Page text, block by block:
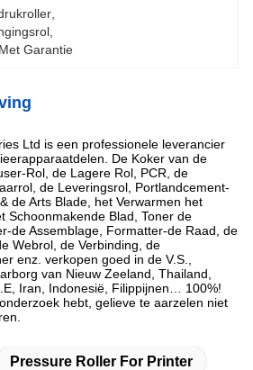
Garantie
Ltd is een professionele leverancier
De Koker van de
Rol, de Lagere Rol, PCR, de
de Leveringsrol, Portlandcement-
de Arts Blade, het Verwarmen het
Schoonmakende Blad, Toner de
de Assemblage, Formatter-de Raad, de
Webrol, de Verbinding, de
enz. verkopen goed in de V.S.,
van Nieuw Zeeland, Thailand,
Iran, Indonesië, Filippijnen… 100%!
hebt, gelieve te aarzelen niet
Pressure Roller For Printer